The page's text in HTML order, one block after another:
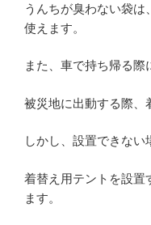
うんちが臭わない袋は
使えます。
また、車で持ち帰る際
被災地に出動する際、
しかし、設置できない
着替え用テントを設置
ます。